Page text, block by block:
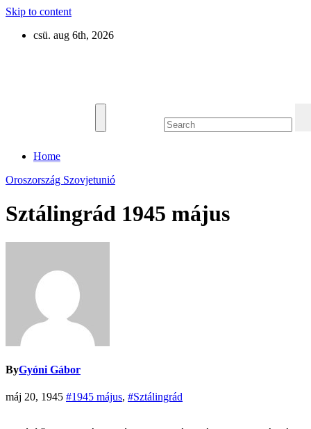
Skip to content
csü. aug 6th, 2026
Home
Oroszország Szovjetunió
Sztálingrád 1945 május
ByGyóni Gábor
máj 20, 1945 #1945 május, #Sztálingrád